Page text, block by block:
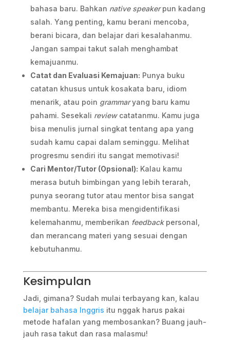
bahasa baru. Bahkan native speakerpun kadang
salah. Yang penting, kamu berani mencoba,
berani bicara, dan belajar dari kesalahanmu.
Jangan sampai takut salah menghambat
kemajuanmu.
Catat dan Evaluasi Kemajuan: Punya buku
catatan khusus untuk kosakata baru, idiom
menarik, atau poin grammaryang baru kamu
pahami. Sesekali reviewcatatanmu. Kamu juga
bisa menulis jurnal singkat tentang apa yang
sudah kamu capai dalam seminggu. Melihat
progresmu sendiri itu sangat memotivasi!
Cari Mentor/Tutor (Opsional): Kalau kamu
merasa butuh bimbingan yang lebih terarah,
punya seorang tutor atau mentor bisa sangat
membantu. Mereka bisa mengidentifikasi
kelemahanmu, memberikan feedbackpersonal,
dan merancang materi yang sesuai dengan
kebutuhanmu.
Kesimpulan
Jadi, gimana? Sudah mulai terbayang kan, kalau
belajar bahasa Inggris itu nggak harus pakai
metode hafalan yang membosankan? Buang jauh-
jauh rasa takut dan rasa malasmu!